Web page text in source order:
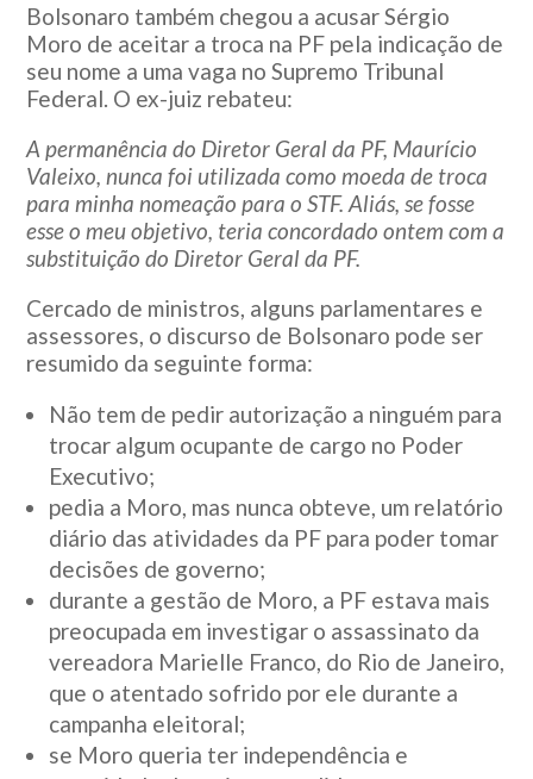
Bolsonaro também chegou a acusar Sérgio
Moro de aceitar a troca na PF pela indicação de
seu nome a uma vaga no Supremo Tribunal
Federal. O ex-juiz rebateu:
A permanência do Diretor Geral da PF, Maurício
Valeixo, nunca foi utilizada como moeda de troca
para minha nomeação para o STF. Aliás, se fosse
esse o meu objetivo, teria concordado ontem com a
substituição do Diretor Geral da PF.
Cercado de ministros, alguns parlamentares e
assessores, o discurso de Bolsonaro pode ser
resumido da seguinte forma:
Não tem de pedir autorização a ninguém para
trocar algum ocupante de cargo no Poder
Executivo;
pedia a Moro, mas nunca obteve, um relatório
diário das atividades da PF para poder tomar
decisões de governo;
durante a gestão de Moro, a PF estava mais
preocupada em investigar o assassinato da
vereadora Marielle Franco, do Rio de Janeiro,
que o atentado sofrido por ele durante a
campanha eleitoral;
se Moro queria ter independência e